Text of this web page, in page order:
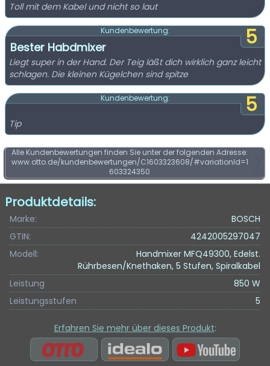
Toll mit dem Kabel und nicht so laut
5
Kundenbewertung:
Bester Habdmixer
Liegt super in der Hand. Der Teig läßt dich wirklich ganz leicht
schlagen. Die kleinen Kügelchen sind spitze
5
Kundenbewertung:
Tip
Alle Kundenbewertungen finden Sie unter der folgenden Adresse:
www.otto.de/kundenbewertungen/C1603323608/#variationId=1
603324350
Produktdetails:
Marke:
BOSCH
GTIN:
4242005297047
Modell:
Handmixer MFQ49300, Edelst.
Rührbesen/Knethaken, 5 Stufen, Spiralkabel
Leistung
850 W
Leistungsstufen
5
Erfahren Sie mehr über dieses Produkt: